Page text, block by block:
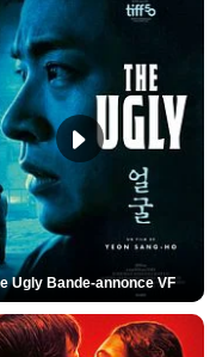
Ugly Bande-annonce VF